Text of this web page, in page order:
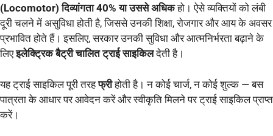
(Locomotor) दिव्यांगता 40% या उससे अधिकहो। ऐसे व्यक्तियों को लंबी
दूरी चलने में असुविधा होती है, जिससे उनकी शिक्षा, रोजगार और आय के अवसर
प्रभावित होते हैं। इसलिए, सरकार उनकी सुविधा और आत्मनिर्भरता बढ़ाने के
लिएइलेक्ट्रिक बैट्री चालित ट्राई साइकिलदेती है।
यह ट्राई साइकिल पूरी तरहफ्रीहोती है। न कोई चार्ज, न कोई शुल्क — बस
पात्रता के आधार पर आवेदन करें और स्वीकृति मिलने पर ट्राई साइकिल प्राप्त
करें।